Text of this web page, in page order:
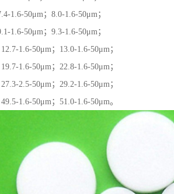
1.6-50μm；8.0-1.6-50μm；
1.6-50μm；9.3-1.6-50μm；
1.6-50μm；13.0-1.6-50μm；
1.6-50μm；22.8-1.6-50μm；
2.5-50μm；29.2-1.6-50μm；
1.6-50μm；51.0-1.6-50μm。